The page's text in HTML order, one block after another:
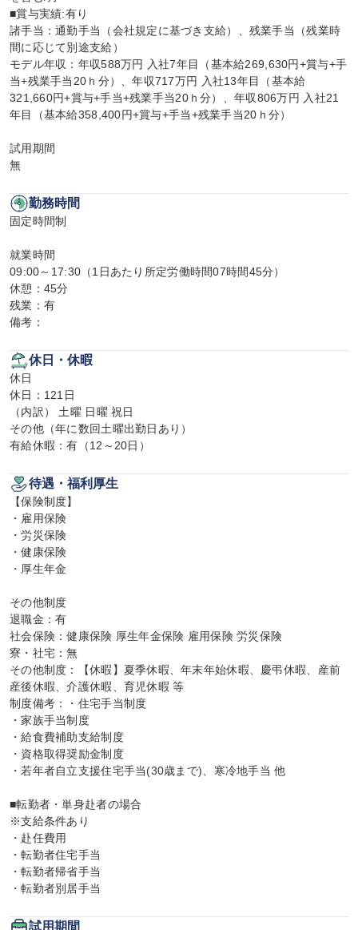
■賞与実績:有り
諸手当：通勤手当（会社規定に基づき支給）、残業手当（残業時
間に応じて別途支給）
モデル年収：年収588万円 入社7年目（基本給269,630円+賞与+手
当+残業手当20ｈ分）、年収717万円 入社13年目（基本給
321,660円+賞与+手当+残業手当20ｈ分）、年収806万円 入社21
年目（基本給358,400円+賞与+手当+残業手当20ｈ分）
試用期間
無
勤務時間
固定時間制
就業時間
09:00～17:30（1日あたり所定労働時間07時間45分）
休憩：45分
残業：有
備考：
休日・休暇
休日
休日：121日
（内訳） 土曜 日曜 祝日
その他（年に数回土曜出勤日あり）
有給休暇：有（12～20日）
待遇・福利厚生
【保険制度】
・雇用保険
・労災保険
・健康保険
・厚生年金
その他制度
退職金：有
社会保険：健康保険 厚生年金保険 雇用保険 労災保険
寮・社宅：無
その他制度：【休暇】夏季休暇、年末年始休暇、慶弔休暇、産前
産後休暇、介護休暇、育児休暇 等
制度備考：・住宅手当制度
・家族手当制度
・給食費補助支給制度
・資格取得奨励金制度
・若年者自立支援住宅手当(30歳まで)、寒冷地手当 他
■転勤者・単身赴者の場合
※支給条件あり
・赴任費用
・転勤者住宅手当
・転勤者帰省手当
・転勤者別居手当
試用期間